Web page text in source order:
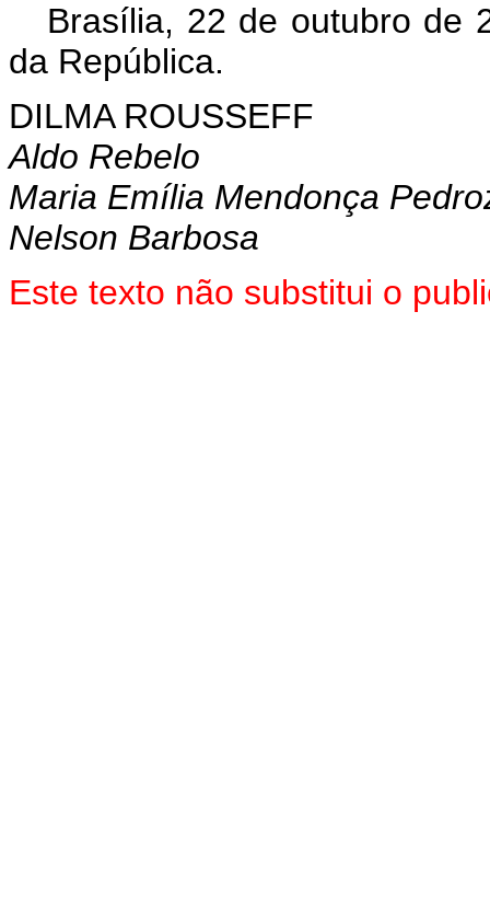
Brasília, 22 de outubro de
da República.
DILMA ROUSSEFF
Aldo Rebelo
Maria Emília Mendonça
Nelson Barbosa
Este texto não substitui o